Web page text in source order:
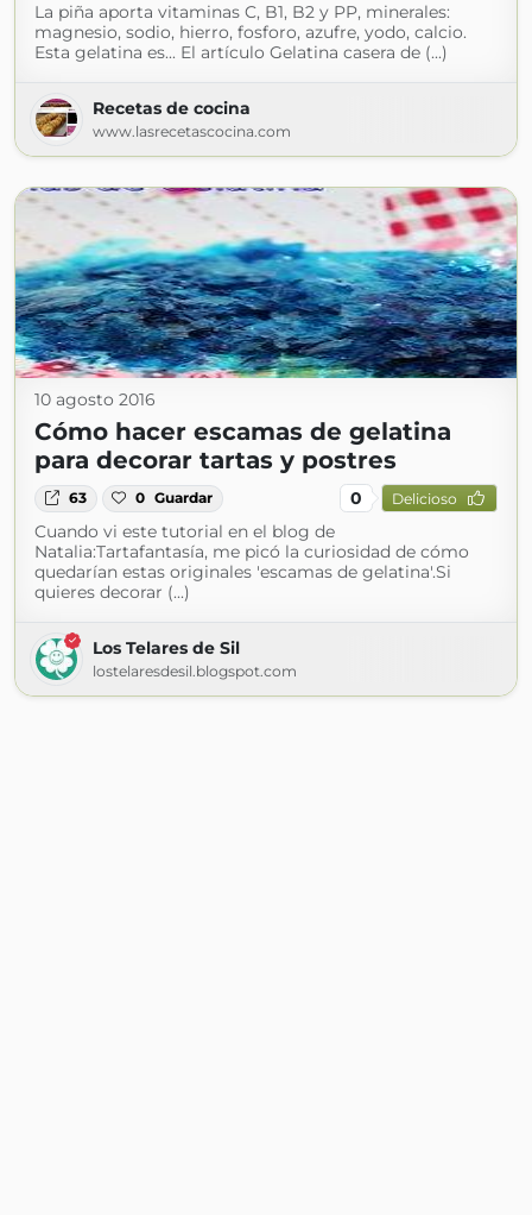
La piña aporta vitaminas C, B1, B2 y PP, minerales:
magnesio, sodio, hierro, fosforo, azufre, yodo, calcio.
Esta gelatina es... El artículo Gelatina casera de (...)
Recetas de cocina
www.lasrecetascocina.com
10 agosto 2016
Cómo hacer escamas de gelatina
para decorar tartas y postres
63 0 Guardar 0 Delicioso
Cuando vi este tutorial en el blog de
Natalia:Tartafantasía, me picó la curiosidad de cómo
quedarían estas originales 'escamas de gelatina'.Si
quieres decorar (...)
Los Telares de Sil
lostelaresdesil.blogspot.com